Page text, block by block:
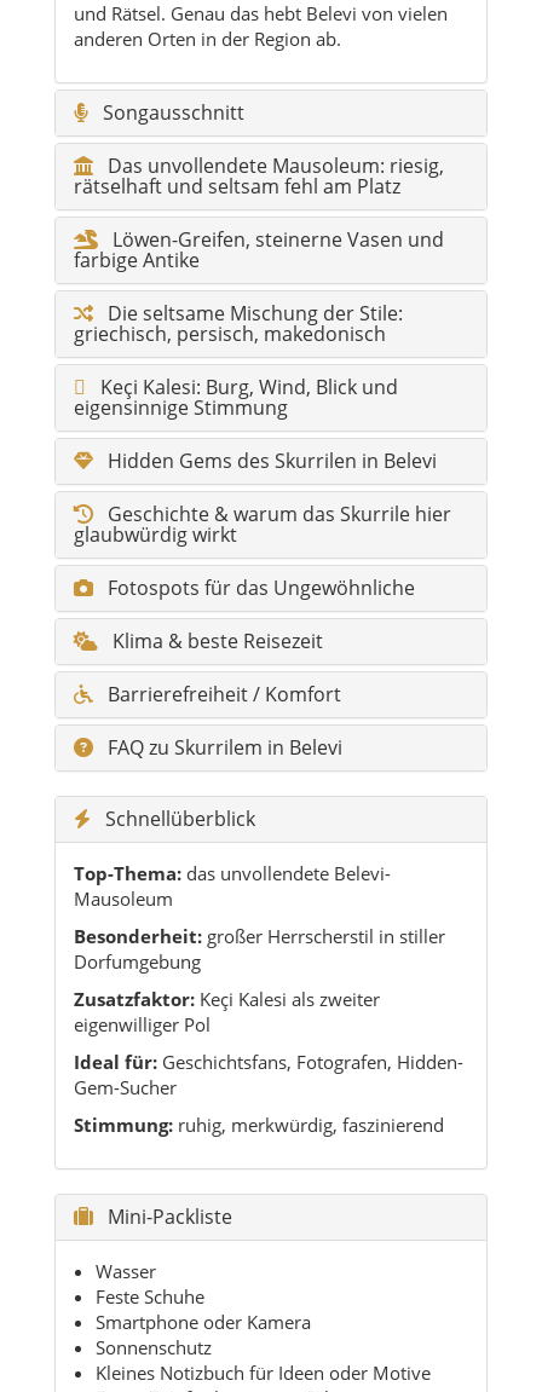
Das unvollendete Mausoleum: riesig,
rätselhaft und seltsam fehl am Platz
Löwen-Greifen, steinerne Vasen und
farbige Antike
Die seltsame Mischung der Stile:
griechisch, persisch, makedonisch
Keçi Kalesi: Burg, Wind, Blick und
eigensinnige Stimmung
Hidden Gems des Skurrilen in Belevi
Geschichte & warum das Skurrile hier
glaubwürdig wirkt
Fotospots für das Ungewöhnliche
Klima & beste Reisezeit
Barrierefreiheit / Komfort
FAQ zu Skurrilem in Belevi
Schnellüberblick
Top-Thema:das unvollendete Belevi-
Mausoleum
Besonderheit:großer Herrscherstil in stiller
Dorfumgebung
Zusatzfaktor:Keçi Kalesi als zweiter
eigenwilliger Pol
Ideal für:Geschichtsfans, Fotografen, Hidden-
Gem-Sucher
Stimmung:ruhig, merkwürdig, faszinierend
Mini-Packliste
Feste Schuhe
Smartphone oder Kamera
Sonnenschutz
Kleines Notizbuch für Ideen oder Motive
Etwas Zeit für bewusstes Schauen
Empfehlenswerter Ablauf